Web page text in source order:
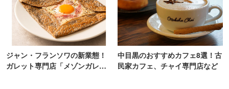
ジャン・フランソワの新業態！
ガレット専門店「メゾンガレッ
中目黒のおすすめカフェ8選！古
民家カフェ、チャイ専門店など